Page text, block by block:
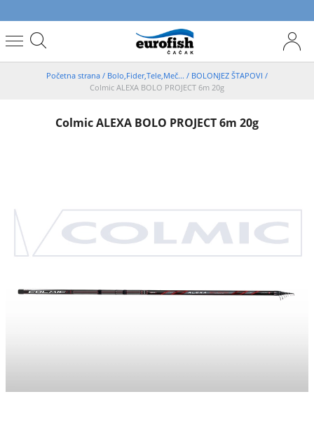
Početna strana / Bolo,Fider,Tele,Meč... / BOLONJEZ ŠTAPOVI /
Colmic ALEXA BOLO PROJECT 6m 20g
Colmic ALEXA BOLO PROJECT 6m 20g